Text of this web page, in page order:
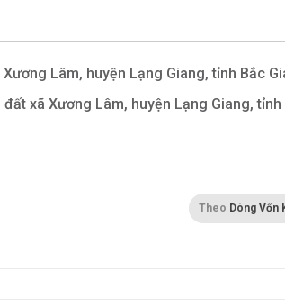
Lâm, huyện Lạng Giang, tỉnh Bắc
xã Xương Lâm, huyện Lạng Giang, tỉnh
Theo Dòng Vốn